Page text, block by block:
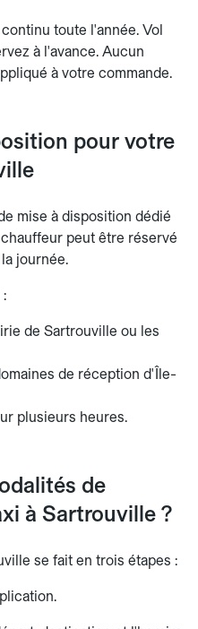
toute l'année. Vol
à l'avance. Aucun
à votre commande.
pour votre
mise à disposition dédié
peut être réservé
journée.
de Sartrouville ou les
de réception d'Île-
plusieurs heures.
de
à Sartrouville ?
se fait en trois étapes :